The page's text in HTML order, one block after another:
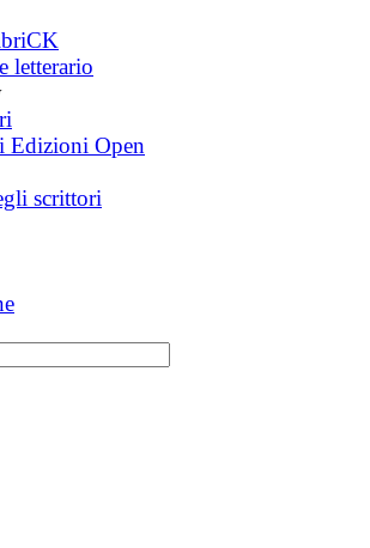
letterario
Edizioni Open
scrittori